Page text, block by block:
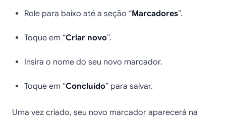
Role para baixo até a seção “Marcadores”.
Toque em “Criar novo”.
Insira o nome do seu novo marcador.
Toque em “Concluído” para salvar.
Uma vez criado, seu novo marcador aparecerá na